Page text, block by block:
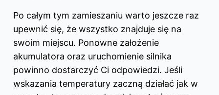
Po całym tym zamieszaniu warto jeszcze raz
upewnić się, że wszystko znajduje się na
swoim miejscu. Ponowne założenie
akumulatora oraz uruchomienie silnika
powinno dostarczyć Ci odpowiedzi. Jeśli
wskazania temperatury zaczną działać jak w